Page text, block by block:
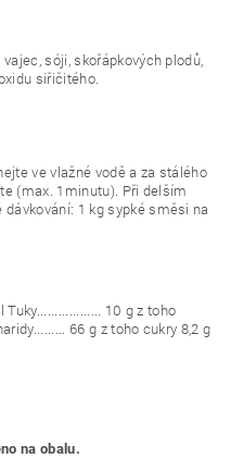
sóji, skořápkových plodů,
siřičitého.
ve vlažné vodě a za stálého
(max. 1minutu). Při delším
1 kg sypké směsi na
10 g z toho
66 g z toho cukry 8,2 g
na obalu.